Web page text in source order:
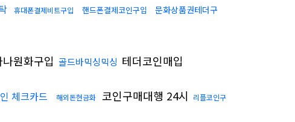
휴대폰결제비트구입 핸드폰결제코인구입
문화상품권테더구
원화구입 골드바믹싱믹싱 테더코인매입
체크카드 해외돈현금화 코인구매대행 24시
리플코인구